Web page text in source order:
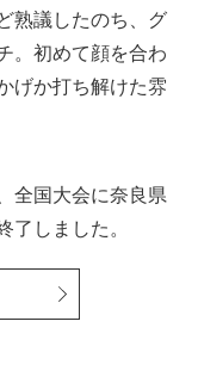
熟議したのち、グ
。初めて顔を合わ
げか打ち解けた雰
全国大会に奈良県
しました。